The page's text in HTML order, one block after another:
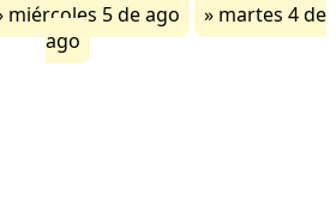
miércoles 5 de ago
martes 4 de
ago